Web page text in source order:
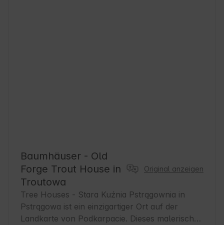
Baumhäuser - Old
Forge Trout House in
Troutowa
Original anzeigen
Tree Houses - Stara Kuźnia Pstrągownia in
Pstrągowa ist ein einzigartiger Ort auf der
Landkarte von Podkarpacie. Dieses malerische